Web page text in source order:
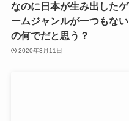
なのに日本が生み出したゲ
ームジャンルが一つもない
の何でだと思う？
2020年3月11日